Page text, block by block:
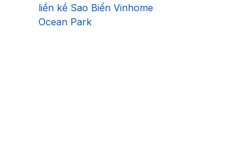
liền kề Sao Biển Vinhome
Ocean Park